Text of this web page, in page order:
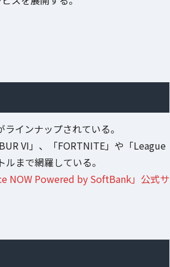
インナップされている。
VI」、「FORTNITE」や「League
まで網羅している。
NOW Powered by SoftBank」公式サ